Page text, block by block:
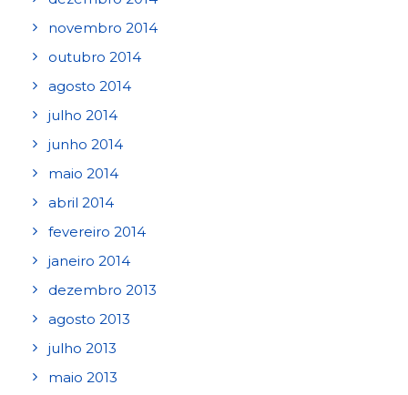
novembro 2014
outubro 2014
agosto 2014
julho 2014
junho 2014
maio 2014
abril 2014
fevereiro 2014
janeiro 2014
dezembro 2013
agosto 2013
julho 2013
maio 2013